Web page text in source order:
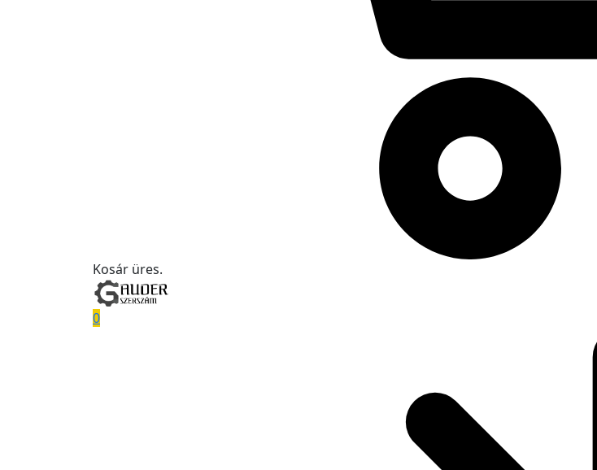
Kosár üres.
0